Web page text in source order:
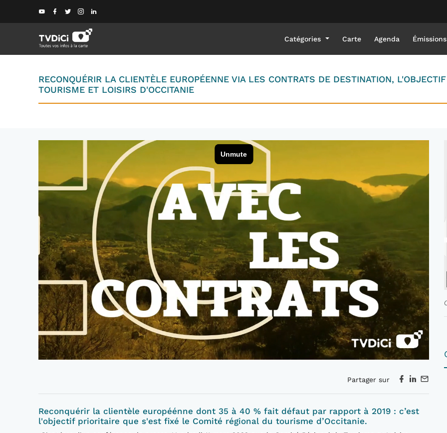
Catégories Carte Agenda Émissions
RECONQUÉRIR LA CLIENTÈLE EUROPÉENNE VIA LES CONTRATS DE DESTINATION,
TOURISME ET LOISIRS D'OCCITANIE
Partager sur
Reconquérir la clientèle européénne dont 35 à 40 % fait défaut par rapport à 2019 : c’est
l'objectif prioritaire que s'est fixé le Comité régional du tourisme d’Occitanie.